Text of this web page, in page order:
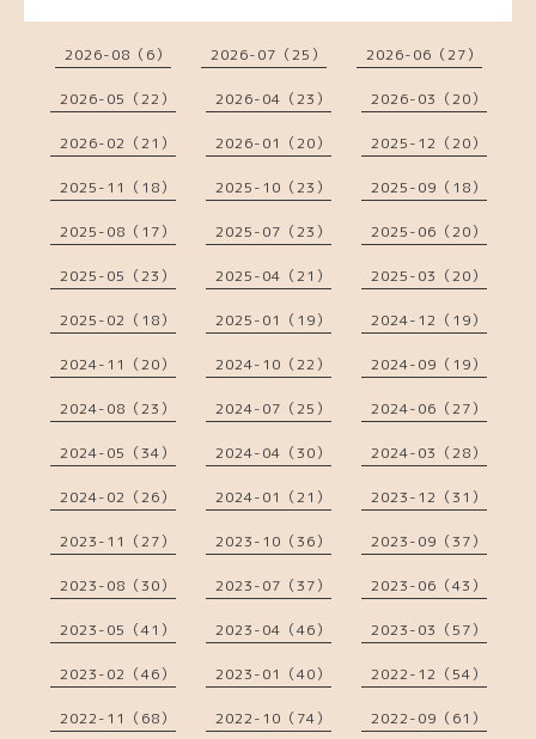
2026-08（6） 2026-07（25） 2026-06（27）
2026-05（22） 2026-04（23） 2026-03（20）
2026-02（21） 2026-01（20） 2025-12（20）
2025-11（18） 2025-10（23） 2025-09（18）
2025-08（17） 2025-07（23） 2025-06（20）
2025-05（23） 2025-04（21） 2025-03（20）
2025-02（18） 2025-01（19） 2024-12（19）
2024-11（20） 2024-10（22） 2024-09（19）
2024-08（23） 2024-07（25） 2024-06（27）
2024-05（34） 2024-04（30） 2024-03（28）
2024-02（26） 2024-01（21） 2023-12（31）
2023-11（27） 2023-10（36） 2023-09（37）
2023-08（30） 2023-07（37） 2023-06（43）
2023-05（41） 2023-04（46） 2023-03（57）
2023-02（46） 2023-01（40） 2022-12（54）
2022-11（68） 2022-10（74） 2022-09（61）